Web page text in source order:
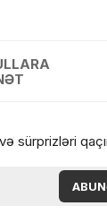
sürprizləri